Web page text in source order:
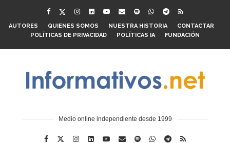
AUTORES QUIENES SOMOS NUESTRA HISTORIA
CONTACTAR
POLÍTICAS DE PRIVACIDAD
POLÍTICAS IA FUNDACIÓN
Medio online independiente desde 1999